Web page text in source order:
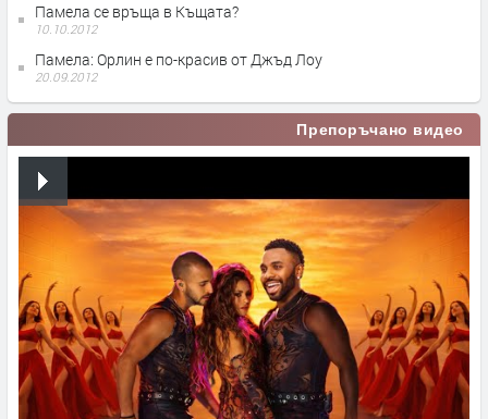
Памела се връща в Къщата?
10.10.2012
Памела: Орлин е по-красив от Джъд Лоу
20.09.2012
Препоръчано видео